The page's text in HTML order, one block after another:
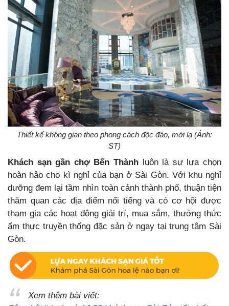
Thiết kế không gian theo phong cách độc đáo, mới lạ (Ảnh:
ST)
Khách sạn gần chợ Bến Thành luôn là sự lựa chọn
hoàn hảo cho kì nghỉ của bạn ở Sài Gòn. Với khu nghỉ
dưỡng đem lại tầm nhìn toàn cảnh thành phố, thuận tiện
thăm quan các địa điểm nổi tiếng và có cơ hội được
tham gia các hoạt động giải trí, mua sắm, thưởng thức
ẩm thực truyền thống đặc sản ở ngay tại trung tâm Sài
Gòn.
Xem thêm bài viết: